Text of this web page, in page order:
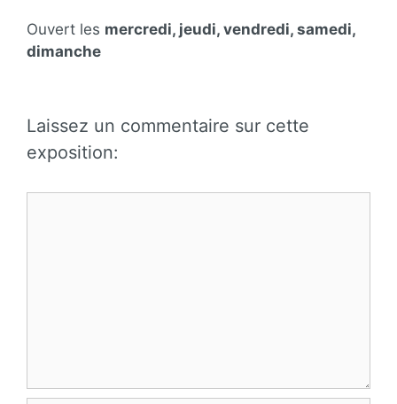
Ouvert les mercredi, jeudi, vendredi, samedi,
dimanche
Laissez un commentaire sur cette
exposition: